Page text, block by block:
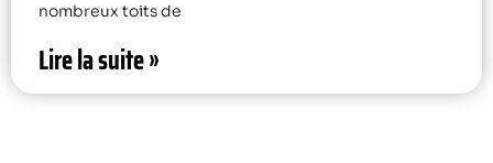
nombreux toits de
Lire la suite »